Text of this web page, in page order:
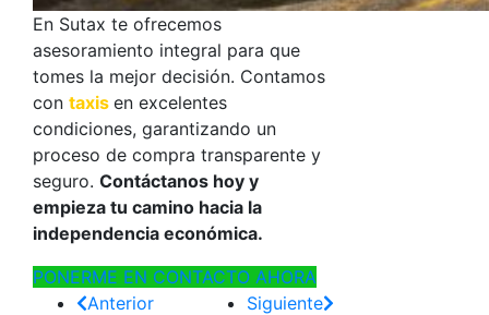
En Sutax te ofrecemos
asesoramiento integral para que
tomes la mejor decisión. Contamos
con taxis en excelentes
condiciones, garantizando un
proceso de compra transparente y
seguro. Contáctanos hoy y
empieza tu camino hacia la
independencia económica.
PONERME EN CONTACTO AHORA
Anterior
Siguiente